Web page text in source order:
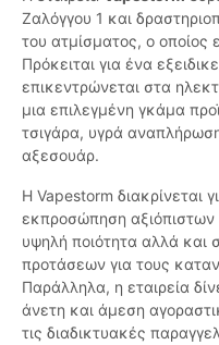
Ζαλόγγου 1 και
του ατμίσματος, ο οποίος
Πρόκειται για ένα
επικεντρώνεται στα
μια επιλεγμένη γκάμα
τσιγάρα, υγρά
αξεσουάρ.
Η Vapestorm διακρίνεται
εκπροσώπηση
υψηλή ποιότητα αλλά και
προτάσεων για τους
Παράλληλα, η εταιρεία
άνετη και άμεση
τις διαδικτυακές